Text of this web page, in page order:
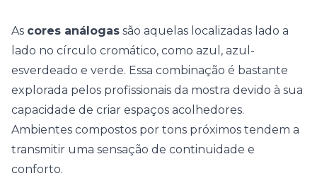
As cores análogas são aquelas localizadas lado a
lado no círculo cromático, como azul, azul-
esverdeado e verde. Essa combinação é bastante
explorada pelos profissionais da mostra devido à sua
capacidade de criar espaços acolhedores.
Ambientes compostos por tons próximos tendem a
transmitir uma sensação de continuidade e
conforto.